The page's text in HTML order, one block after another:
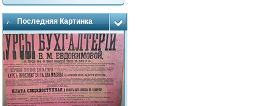
Последняя Картинка